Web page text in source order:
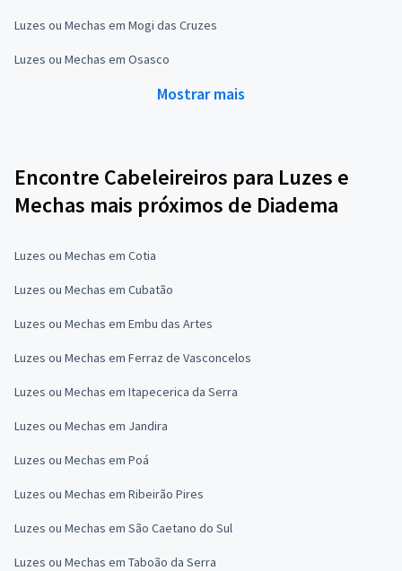
Luzes ou Mechas em Mogi das Cruzes
Luzes ou Mechas em Osasco
Mostrar mais
Encontre Cabeleireiros para Luzes e
Mechas mais próximos de Diadema
Luzes ou Mechas em Cotia
Luzes ou Mechas em Cubatão
Luzes ou Mechas em Embu das Artes
Luzes ou Mechas em Ferraz de Vasconcelos
Luzes ou Mechas em Itapecerica da Serra
Luzes ou Mechas em Jandira
Luzes ou Mechas em Poá
Luzes ou Mechas em Ribeirão Pires
Luzes ou Mechas em São Caetano do Sul
Luzes ou Mechas em Taboão da Serra